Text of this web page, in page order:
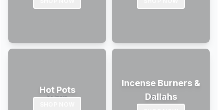
Hot Pots
Incense Burners &
Dallahs